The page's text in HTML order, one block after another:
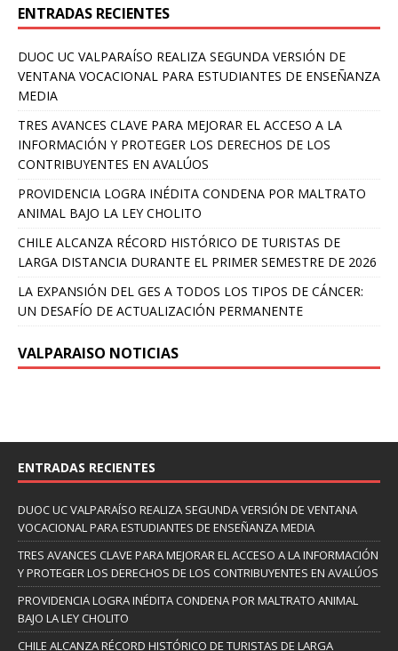
ENTRADAS RECIENTES
DUOC UC VALPARAÍSO REALIZA SEGUNDA VERSIÓN DE
VENTANA VOCACIONAL PARA ESTUDIANTES DE ENSEÑANZA
MEDIA
TRES AVANCES CLAVE PARA MEJORAR EL ACCESO A LA
INFORMACIÓN Y PROTEGER LOS DERECHOS DE LOS
CONTRIBUYENTES EN AVALÚOS
PROVIDENCIA LOGRA INÉDITA CONDENA POR MALTRATO
ANIMAL BAJO LA LEY CHOLITO
CHILE ALCANZA RÉCORD HISTÓRICO DE TURISTAS DE
LARGA DISTANCIA DURANTE EL PRIMER SEMESTRE DE 2026
LA EXPANSIÓN DEL GES A TODOS LOS TIPOS DE CÁNCER:
UN DESAFÍO DE ACTUALIZACIÓN PERMANENTE
VALPARAISO NOTICIAS
ENTRADAS RECIENTES
DUOC UC VALPARAÍSO REALIZA SEGUNDA VERSIÓN DE VENTANA
VOCACIONAL PARA ESTUDIANTES DE ENSEÑANZA MEDIA
TRES AVANCES CLAVE PARA MEJORAR EL ACCESO A LA INFORMACIÓN
Y PROTEGER LOS DERECHOS DE LOS CONTRIBUYENTES EN AVALÚOS
PROVIDENCIA LOGRA INÉDITA CONDENA POR MALTRATO ANIMAL
BAJO LA LEY CHOLITO
CHILE ALCANZA RÉCORD HISTÓRICO DE TURISTAS DE LARGA